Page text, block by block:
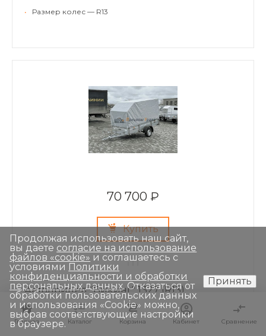
Главная Каталог Корзина Кабинет Сравнение
Главная Каталог Корзина Кабинет Сравнение
•
Размер колес — R13
70 700 ₽
Купить
Автоприцеп "Викинг" 1327 (R13)
В наличии: 1 шт.
Продолжая использовать наш сайт,
вы даете согласие на использование
файлов «cookie» и соглашаетесь с
условиями Политики
конфиденциальности и обработки
персональных данных. Отказаться от
обработки пользовательских данных
и использования «Сookie» можно,
выбрав соответствующие настройки
в браузере.
Принять